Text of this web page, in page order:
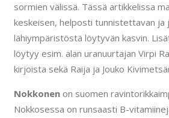
sormien välissä. Tässä artikkelissa
keskeisen, helposti tunnistettavan ja
lähiympäristöstä löytyvän kasvin.
löytyy esim. alan uranuurtajan Virpi
kirjoista sekä Raija ja Jouko
Nokkonenon suomen
Nokkosessa on runsaasti B-